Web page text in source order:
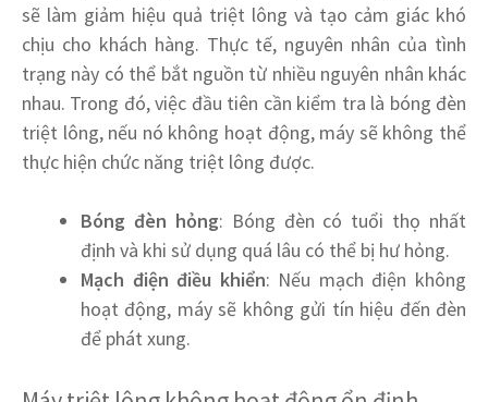
sẽ làm giảm hiệu quả triệt lông và tạo cảm giác khó
chịu cho khách hàng. Thực tế, nguyên nhân của tình
trạng này có thể bắt nguồn từ nhiều nguyên nhân khác
nhau. Trong đó, việc đầu tiên cần kiểm tra là bóng đèn
triệt lông, nếu nó không hoạt động, máy sẽ không thể
thực hiện chức năng triệt lông được.
Bóng đèn hỏng: Bóng đèn có tuổi thọ nhất
định và khi sử dụng quá lâu có thể bị hư hỏng.
Mạch điện điều khiển: Nếu mạch điện không
hoạt động, máy sẽ không gửi tín hiệu đến đèn
để phát xung.